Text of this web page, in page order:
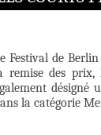
Festival de
remise des prix,
désigné
la catégorie